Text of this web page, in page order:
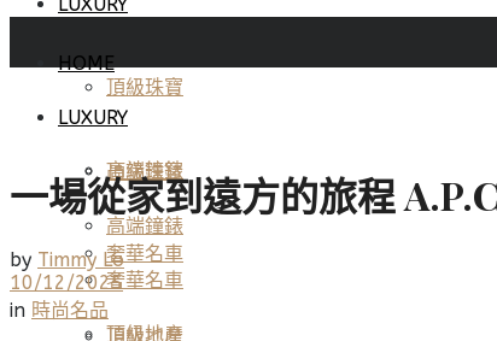
頂級珠寶
高端鐘錶
奢華名車
HOME
LUXURY
頂級珠寶
高端鐘錶
奢華名車
頂級地產
一場從家到遠方的旅程
by Timmy Lo
10/12/2025
in 時尚名品